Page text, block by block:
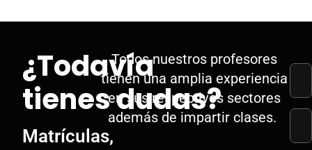
¿Todavía
tienes dudas?
Matrículas,
Todos nuestros profesores
tienen una amplia experiencia
en sus respectivos sectores
además de impartir clases.